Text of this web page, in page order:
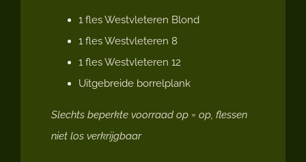
1 fles Westvleteren Blond
1 fles Westvleteren 8
1 fles Westvleteren 12
Uitgebreide borrelplank
Slechts beperkte voorraad op = op, flessen
niet los verkrijgbaar